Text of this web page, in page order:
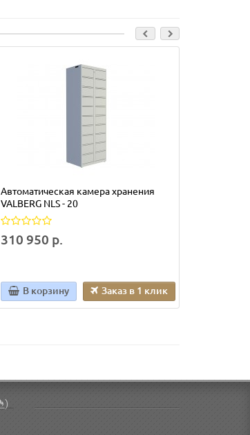
Автоматическая камера хранения
VALBERG NLS - 20
310 950 р.
В корзину Заказ в 1 клик